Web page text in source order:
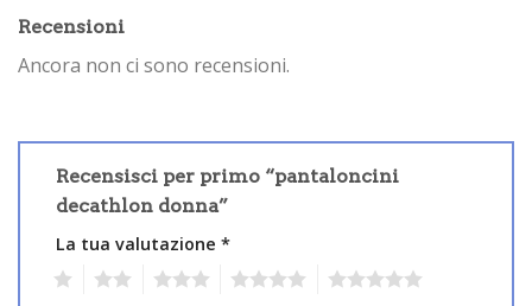
Recensioni
Ancora non ci sono recensioni.
Recensisci per primo “pantaloncini
decathlon donna”
La tua valutazione *